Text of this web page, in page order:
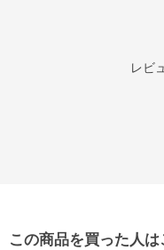
レビ
この商品を買った人